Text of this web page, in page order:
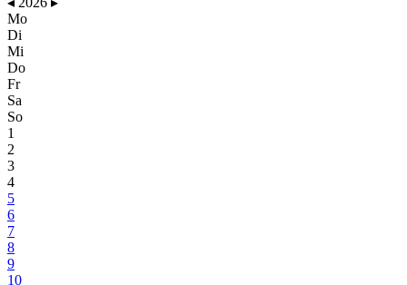
Mo
Di
Mi
Do
Fr
Sa
So
1
2
3
4
5
6
7
8
9
10